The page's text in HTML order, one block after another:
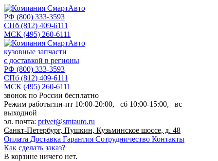
РФ (800) 333-3593
СПб (812) 409-6111
МСК (495) 260-6111
кузовные запчасти
с доставкой в регионы
РФ (800) 333-3593
СПб (812) 409-6111
МСК (495) 260-6111
звонок по России бесплатно
Режим работы:пн-пт 10:00-20:00, сб 10:00-15:00, вс
выходной
эл. почта: privet@smtauto.ru
Санкт-Петербург, Пушкин, Кузьминское шоссе, д. 48
Оплата Доставка Гарантия Сотрудничество Контакты
Как сделать заказ?
В корзине ничего нет.